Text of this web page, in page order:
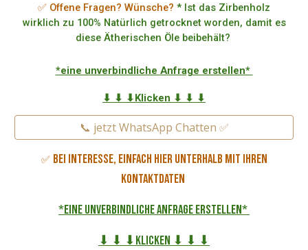
✅ Offene Fragen? Wünsche? * Ist das Zirbenholz
wirklich zu 100% Natürlich getrocknet worden, damit es
diese Ätherischen Öle beibehält?
*eine unverbindliche Anfrage erstellen*
⬇ ⬇ ⬇Klicken ⬇ ⬇ ⬇
📞 jetzt WhatsApp Chatten ✅
✅ Bei Interesse, einfach hier unterhalb mit Ihren
Kontaktdaten
*eine unverbindliche Anfrage erstellen*
⬇ ⬇ ⬇Klicken ⬇ ⬇ ⬇